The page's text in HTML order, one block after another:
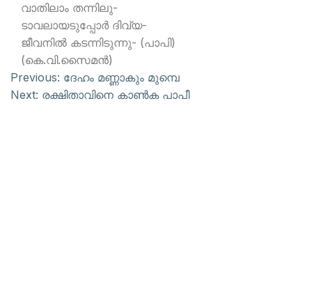
വാതിലാം തന്നിലു-
ടാവലായടുപ്പോര്‍ ദിവ്യ-
ജീവനില്‍ കടന്നിടുന്നു- (പാപി)
(കെ.വി.സൈമന്‍)
Previous: ദേഹം മണ്ണാകും മുമ്പെ
Next: രക്ഷിതാവിനെ കാണ്‍ക പാപീ